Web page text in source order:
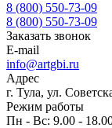
8 (800) 550-73-09
8 (800) 550-73-09
Заказать звонок
E-mail
info@artgbi.ru
Адрес
г. Тула, ул.
Режим работы
Пн - Вс: 9.00 -